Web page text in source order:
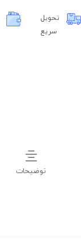
تحویل
سریع
توضیحات